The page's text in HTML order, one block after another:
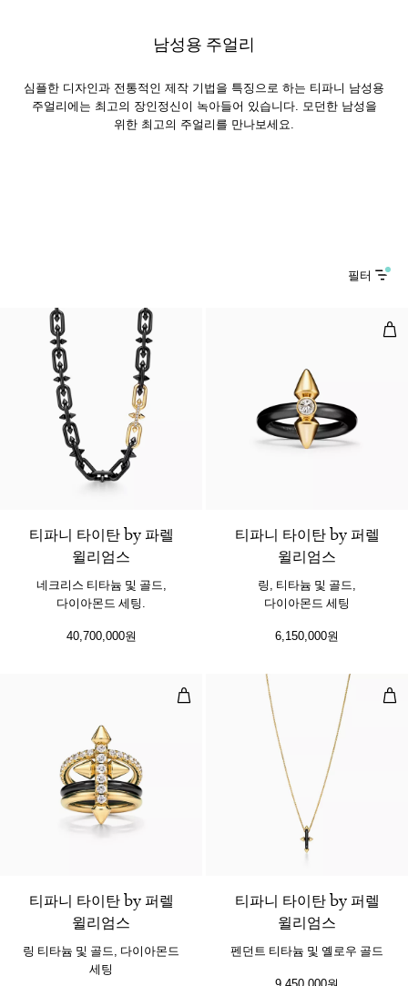
남성용 주얼리
심플한 디자인과 전통적인 제작 기법을 특징으로 하는 티파니 남성용
주얼리에는 최고의 장인정신이 녹아들어 있습니다. 모던한 남성을
위한 최고의 주얼리를 만나보세요.
필터
티파니 타이탄 by 파렐
윌리엄스
네크리스 티타늄 및 골드,
다이아몬드 세팅.
40,700,000원
링,
티파니 타이탄 by 퍼렐
윌리엄스
링, 티타늄 및 골드,
다이아몬드 세팅
6,150,000원
링 티타늄 및 골드, 다이아몬드 세팅
티파니 타이탄 by 퍼렐
윌리엄스
링 티타늄 및 골드, 다이아몬드
세팅
펜
티파니 타이탄 by 퍼렐
윌리엄스
펜던트 티타늄 및 옐로우 골드
9,450,000원